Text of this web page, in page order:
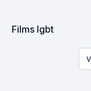
Films lgbt